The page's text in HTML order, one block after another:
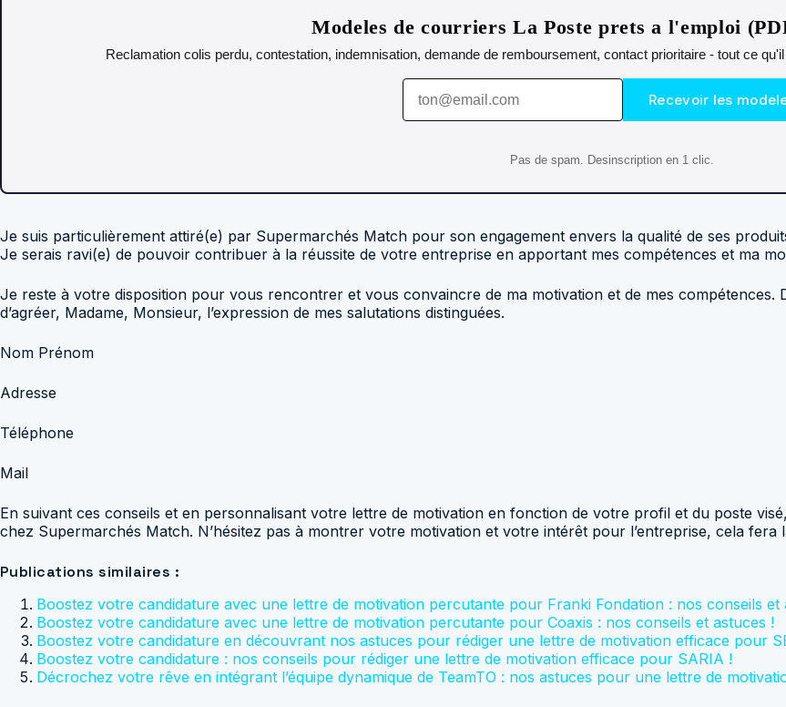
Modeles de courriers La Poste prets a l'emploi
Reclamation colis perdu, contestation, indemnisation, demande de remboursement, contact prioritaire - tout ce
Recevoir les
Pas de spam. Desinscription en 1 clic.
Je suis particulièrement attiré(e) par Supermarchés Match pour son engagement envers la qualité de ses
Je serais ravi(e) de pouvoir contribuer à la réussite de votre entreprise en apportant mes compétences et ma
Je reste à votre disposition pour vous rencontrer et vous convaincre de ma motivation et de mes compétences.
d’agréer, Madame, Monsieur, l’expression de mes salutations distinguées.
Nom Prénom
Adresse
Téléphone
Mail
En suivant ces conseils et en personnalisant votre lettre de motivation en fonction de votre profil et du poste
chez Supermarchés Match. N’hésitez pas à montrer votre motivation et votre intérêt pour l’entreprise, cela
Publications similaires :
Boostez votre candidature avec une lettre de motivation percutante pour Franki Fondation : nos conseils et
Boostez votre candidature avec une lettre de motivation percutante pour Coaxis : nos conseils et astuces !
Boostez votre candidature en découvrant nos astuces pour rédiger une lettre de motivation efficace pour
Boostez votre candidature : nos conseils pour rédiger une lettre de motivation efficace pour SARIA !
Décrochez votre rêve en intégrant l’équipe dynamique de TeamTO : nos astuces pour une lettre de